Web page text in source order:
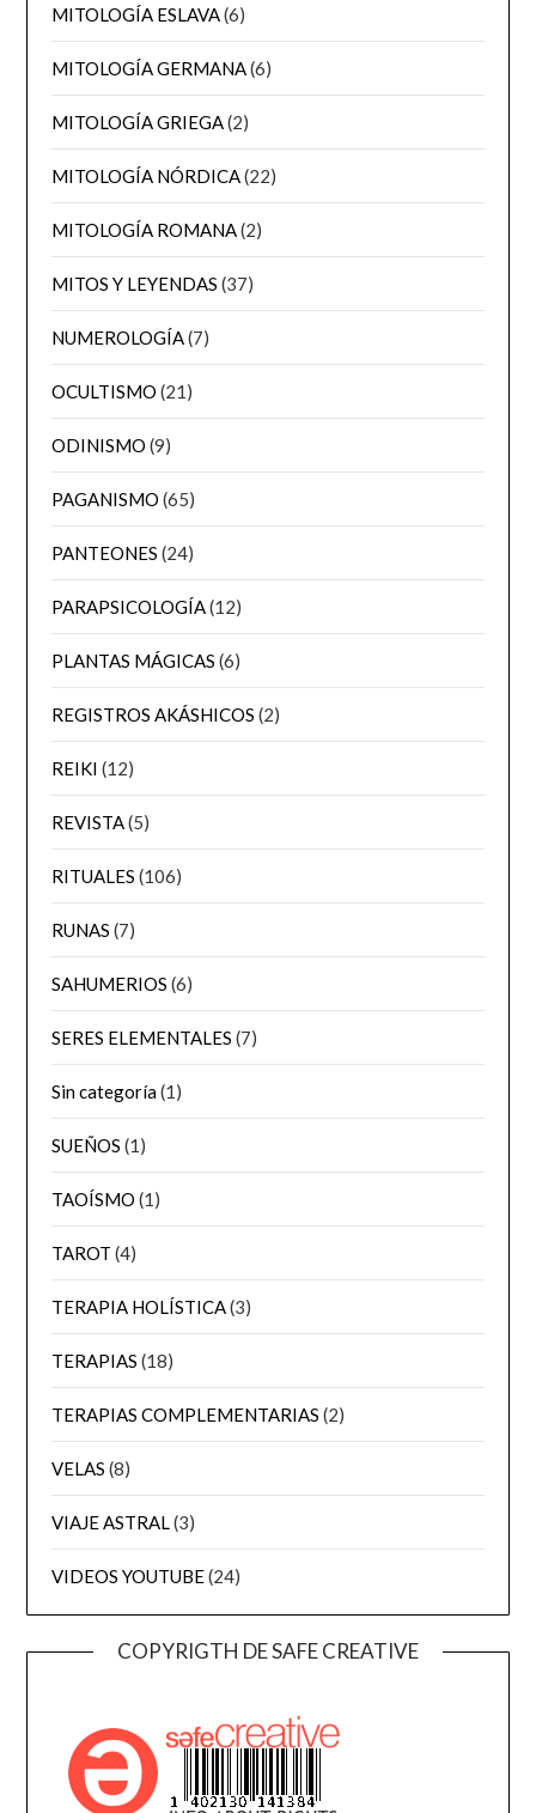
MITOLOGÍA ESLAVA(6)
MITOLOGÍA GERMANA(6)
MITOLOGÍA GRIEGA(2)
MITOLOGÍA NÓRDICA(22)
MITOLOGÍA ROMANA(2)
MITOS Y LEYENDAS (37)
NUMEROLOGÍA(7)
OCULTISMO (21)
ODINISMO (9)
PAGANISMO (65)
PANTEONES (24)
PARAPSICOLOGÍA(12)
PLANTAS MÁGICAS (6)
REGISTROS AKÁSHICOS (2)
REIKI (12)
REVISTA(5)
RITUALES (106)
RUNAS (7)
SAHUMERIOS (6)
SERES ELEMENTALES (7)
Sin categoría(1)
SUEÑOS (1)
TAOÍSMO (1)
TAROT (4)
TERAPIA HOLÍSTICA(3)
TERAPIAS (18)
TERAPIAS COMPLEMENTARIAS (2)
VELAS (8)
VIAJE ASTRAL(3)
VIDEOS YOUTUBE(24)
COPYRIGTH DE SAFE CREATIVE